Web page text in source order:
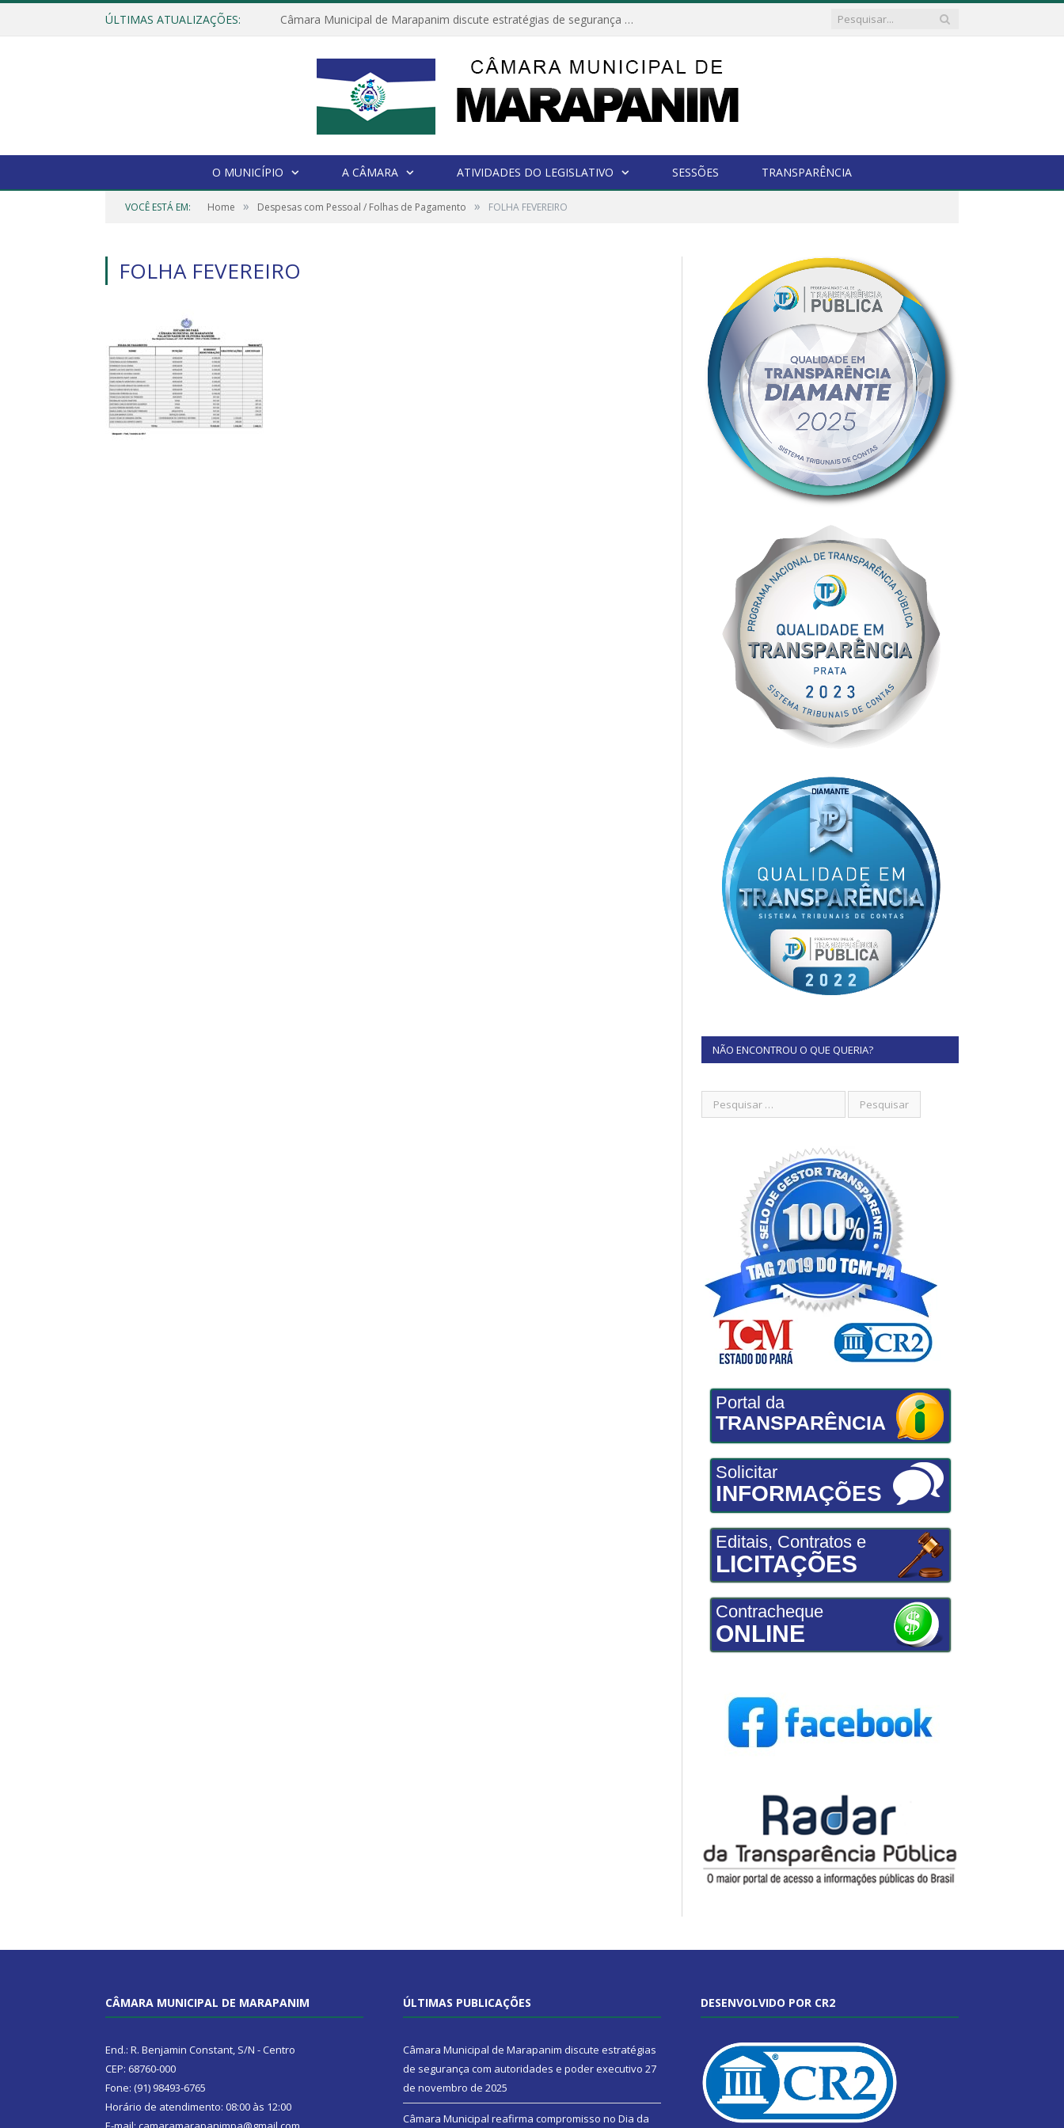
ÚLTIMAS ATUALIZAÇÕES: Câmara Municipal de Marapanim discute estratégias de segurança com autoridades e poder executivo
O MUNICÍPIO A CÂMARA ATIVIDADES DO LEGISLATIVO SESSÕES TRANSPARÊNCIA
VOCÊ ESTÁ EM: Home » Despesas com Pessoal / Folhas de Pagamento » FOLHA FEVEREIRO
FOLHA FEVEREIRO
NÃO ENCONTROU O QUE QUERIA?
Portal da
TRANSPARÊNCIA
Solicitar
INFORMAÇÕES
Editais, Contratos e
LICITAÇÕES
Contracheque
ONLINE
CÂMARA MUNICIPAL DE MARAPANIM
End.: R. Benjamin Constant, S/N - Centro
CEP: 68760-000
Fone: (91) 98493-6765
Horário de atendimento: 08:00 às 12:00
ÚLTIMAS PUBLICAÇÕES
Câmara Municipal de Marapanim discute estratégias
de segurança com autoridades e poder executivo 27
de novembro de 2025
Câmara Municipal reafirma compromisso no Dia da
DESENVOLVIDO POR CR2